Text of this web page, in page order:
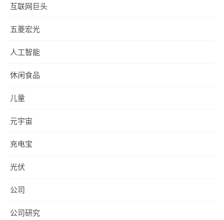
互联网巨头
五菱宏光
人工智能
休闲食品
儿童
元宇宙
充电宝
光伏
公司
公司研究